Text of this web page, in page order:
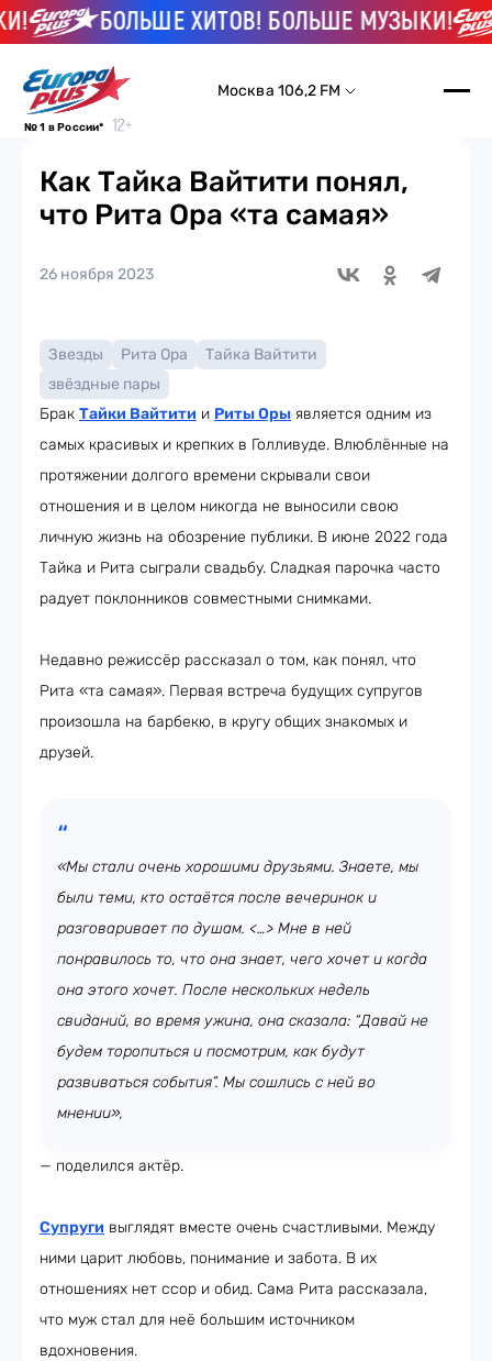
БОЛЬШЕ ХИТОВ! БОЛЬШЕ МУЗЫКИ!
№ 1 в России*
Москва 106,2 FM
Как Тайка Вайтити понял,
что Рита Ора «та самая»
26 ноября 2023
Звезды Рита Ора
Тайка Вайтити
звёздные пары
Брак Тайки Вайтити и Риты Оры является одним из
самых красивых и крепких в Голливуде. Влюблённые на
протяжении долгого времени скрывали свои
отношения и в целом никогда не выносили свою
личную жизнь на обозрение публики. В июне 2022 года
Тайка и Рита сыграли свадьбу. Сладкая парочка часто
радует поклонников совместными снимками.
Недавно режиссёр рассказал о том, как понял, что
Рита «та самая». Первая встреча будущих супругов
произошла на барбекю, в кругу общих знакомых и
друзей.
«Мы стали очень хорошими друзьями. Знаете, мы
были теми, кто остаётся после вечеринок и
разговаривает по душам. <…> Мне в ней
понравилось то, что она знает, чего хочет и когда
она этого хочет. После нескольких недель
свиданий, во время ужина, она сказала: “Давай не
будем торопиться и посмотрим, как будут
развиваться события”. Мы сошлись с ней во
мнении»,
— поделился актёр.
Супруги выглядят вместе очень счастливыми. Между
ними царит любовь, понимание и забота. В их
отношениях нет ссор и обид. Сама Рита рассказала,
что муж стал для неё большим источником
вдохновения.